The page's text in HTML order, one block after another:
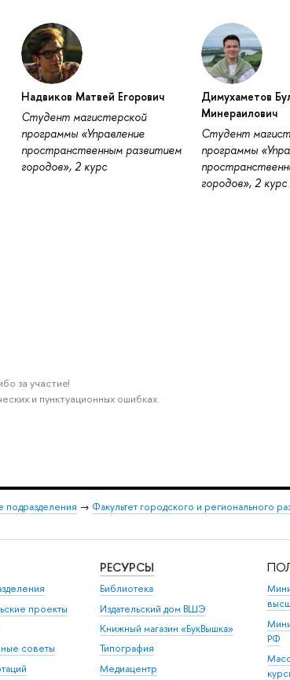
Надвиков Матвей Егорович
Студент магистерской
программы «Управление
пространственным развитием
городов», 2 курс
Димухаметов
Минераилович
Студент
программы
городов», 2 курс
за участие!
и пунктуационных ошибках.
подразделения → Факультет городского и регионального
проекты
советы
РЕСУРСЫ
Библиотека
Издательский дом ВШЭ
Книжный магазин «БукВышка»
Типография
Медиацентр
РФ